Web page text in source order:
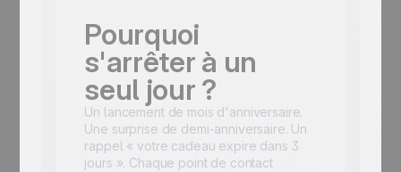
Pourquoi
s'arrêter à un
seul jour ?
Un lancement de mois d'anniversaire.
Une surprise de demi-anniversaire. Un
rappel « votre cadeau expire dans 3
jours ». Chaque point de contact